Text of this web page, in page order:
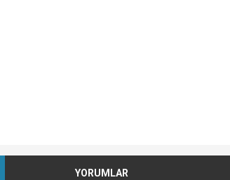
YORUMLAR